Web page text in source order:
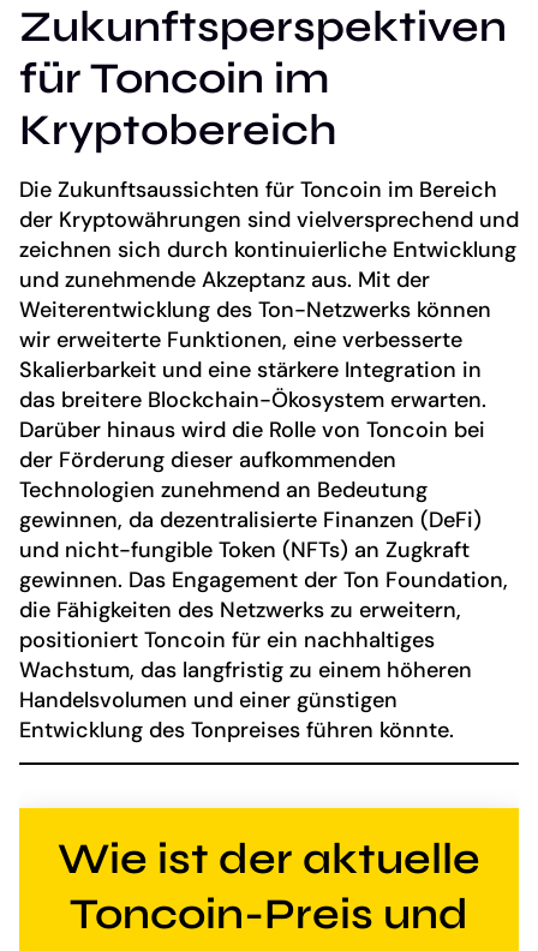
Zukunftsperspektiven
für Toncoin im
Kryptobereich
Die Zukunftsaussichten für Toncoin im Bereich
der Kryptowährungen sind vielversprechend und
zeichnen sich durch kontinuierliche Entwicklung
und zunehmende Akzeptanz aus. Mit der
Weiterentwicklung des Ton-Netzwerks können
wir erweiterte Funktionen, eine verbesserte
Skalierbarkeit und eine stärkere Integration in
das breitere Blockchain-Ökosystem erwarten.
Darüber hinaus wird die Rolle von Toncoin bei
der Förderung dieser aufkommenden
Technologien zunehmend an Bedeutung
gewinnen, da dezentralisierte Finanzen (DeFi)
und nicht-fungible Token (NFTs) an Zugkraft
gewinnen. Das Engagement der Ton Foundation,
die Fähigkeiten des Netzwerks zu erweitern,
positioniert Toncoin für ein nachhaltiges
Wachstum, das langfristig zu einem höheren
Handelsvolumen und einer günstigen
Entwicklung des Tonpreises führen könnte.
Wie ist der aktuelle
Toncoin-Preis und